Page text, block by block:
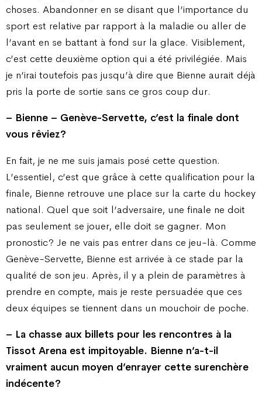
choses. Abandonner en se disant que l’importance du
sport est relative par rapport à la maladie ou aller de
l’avant en se battant à fond sur la glace. Visiblement,
c’est cette deuxième option qui a été privilégiée. Mais
je n’irai toutefois pas jusqu’à dire que Bienne aurait déjà
pris la porte de sortie sans ce gros coup dur.
– Bienne – Genève-Servette, c’est la finale dont
vous rêviez ?
En fait, je ne me suis jamais posé cette question.
L’essentiel, c’est que grâce à cette qualification pour la
finale, Bienne retrouve une place sur la carte du hockey
national. Quel que soit l’adversaire, une finale ne doit
pas seulement se jouer, elle doit se gagner. Mon
pronostic ? Je ne vais pas entrer dans ce jeu-là. Comme
Genève-Servette, Bienne est arrivée à ce stade par la
qualité de son jeu. Après, il y a plein de paramètres à
prendre en compte, mais je reste persuadée que ces
deux équipes se tiennent dans un mouchoir de poche.
– La chasse aux billets pour les rencontres à la
Tissot Arena est impitoyable. Bienne n’a-t-il
vraiment aucun moyen d’enrayer cette surenchère
indécente ?